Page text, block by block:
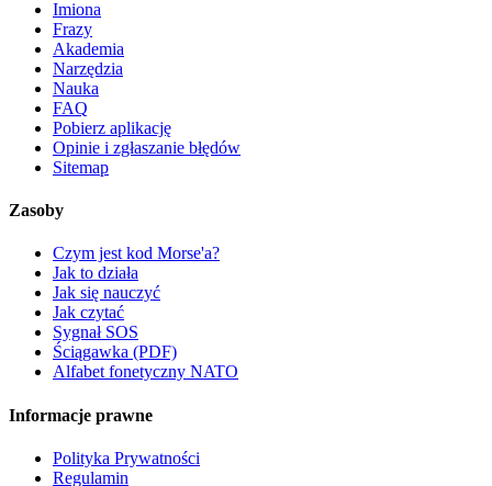
Imiona
Frazy
Akademia
Narzędzia
Nauka
FAQ
Pobierz aplikację
Opinie i zgłaszanie błędów
Sitemap
Zasoby
Czym jest kod Morse'a?
Jak to działa
Jak się nauczyć
Jak czytać
Sygnał SOS
Ściągawka (PDF)
Alfabet fonetyczny NATO
Informacje prawne
Polityka Prywatności
Regulamin